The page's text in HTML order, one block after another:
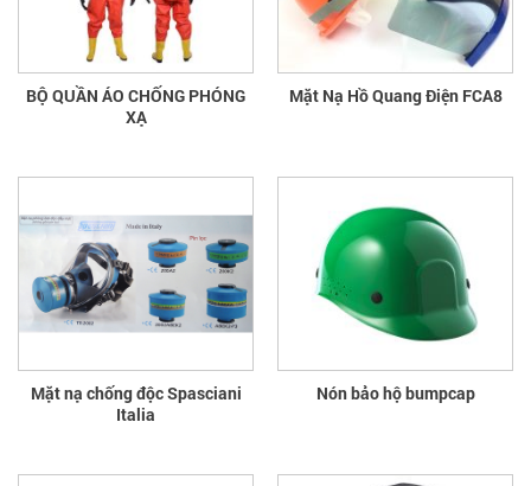
BỘ QUẦN ÁO CHỐNG PHÓNG
XẠ
Mặt Nạ Hồ Quang Điện FCA8
Mặt nạ chống độc Spasciani
Italia
Nón bảo hộ bumpcap